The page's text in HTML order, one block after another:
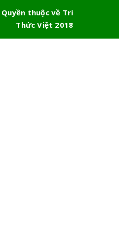
Quyền thuộc về Tri
Thức Việt 2018